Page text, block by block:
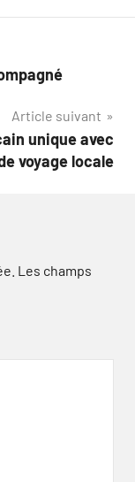
Article suivant
unique avec
voyage locale
Les champs